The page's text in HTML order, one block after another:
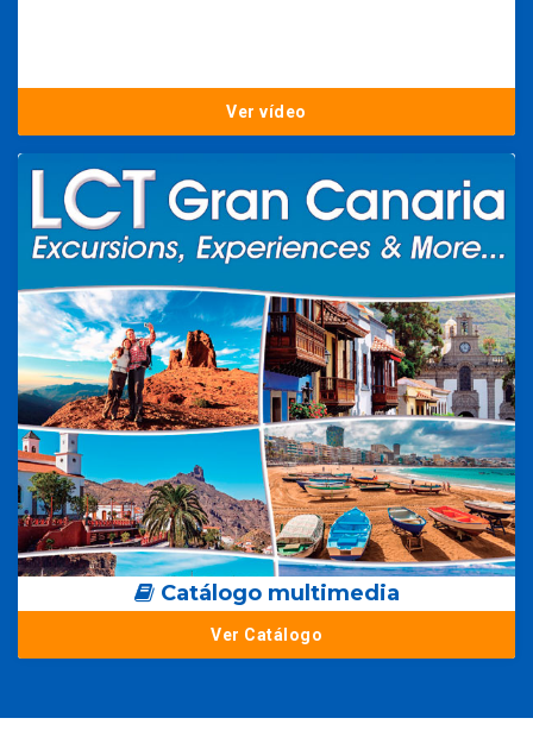
Ver vídeo
Catálogo multimedia
Ver Catálogo